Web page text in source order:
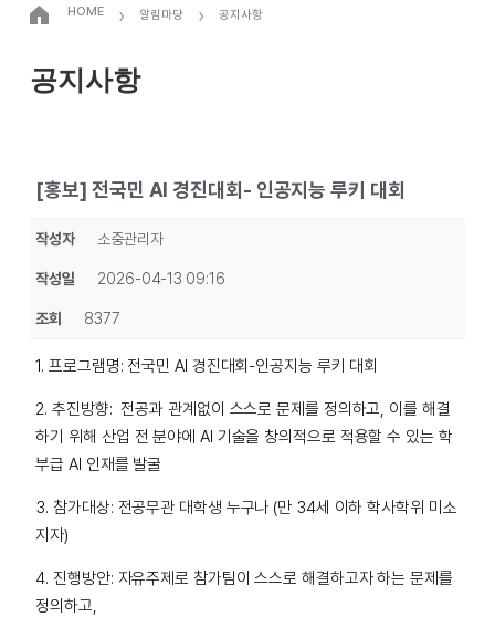
HOME › 알림마당 › 공지사항
공지사항
[홍보] 전국민 AI 경진대회- 인공지능 루키 대회
작성자 소중관리자
작성일 2026-04-13 09:16
조회 8377
1. 프로그램명: 전국민 AI 경진대회-인공지능 루키 대회
2. 추진방향: 전공과 관계없이 스스로 문제를 정의하고, 이를 해결
하기 위해 산업 전 분야에 AI 기술을 창의적으로 적용할 수 있는 학
부급 AI 인재를 발굴
3. 참가대상: 전공무관 대학생 누구나 (만 34세 이하 학사학위 미소
지자)
4. 진행방안: 자유주제로 참가팀이 스스로해결하고자 하는 문제를
정의하고,